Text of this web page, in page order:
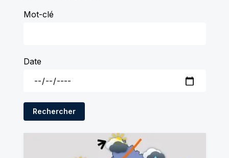
Mot-clé
Date
Rechercher